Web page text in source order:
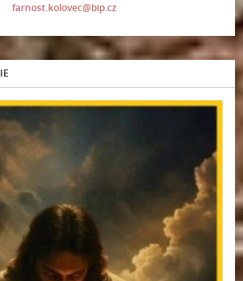
farnost.kolovec@bip.cz